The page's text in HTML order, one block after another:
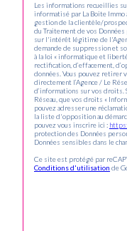
Les informations recueillies
informatisé par La Boite
gestion de la clientèle/
du Traitement de vos
sur l'intérêt légitime de
demande de suppression et
à la loi « informatique et
rectification, d’effacement,
données. Vous pouvez retirer
directement l’Agence / Le
d’informations sur vos droits.
Réseau, que vos droits «
pouvez adresser une
la liste d'opposition au
pouvez vous inscrire ici :
protection des Données
Données sensibles dans le
Ce site est protégé par
Conditions d'utilisation de